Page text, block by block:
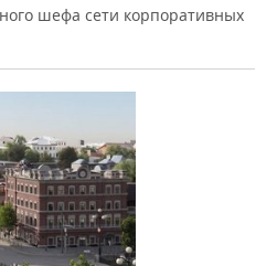
шефа сети корпоративных